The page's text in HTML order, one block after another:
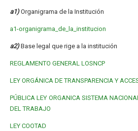
a1)Organigrama de la Institución
a1-organigrama_de_la_institucion
a2) Base legal que rige a la institución
REGLAMENTO GENERAL LOSNCP
LEY ORGÁNICA DE TRANSPARENCIA Y
PÚBLICA LEY ORGANICA SISTEMA
DEL TRABAJO
LEY COOTAD